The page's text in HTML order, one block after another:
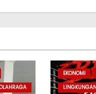
EKONOMI